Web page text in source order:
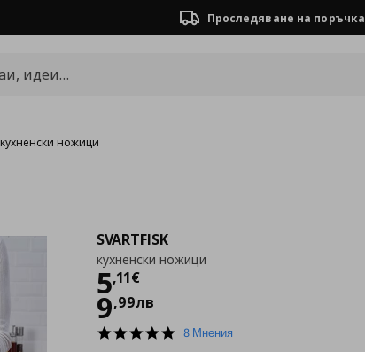
Проследяване на поръчка
кухненски ножици
SVARTFISK
кухненски ножици
5,11€
Цена
9,99лв
5.08 Мнения